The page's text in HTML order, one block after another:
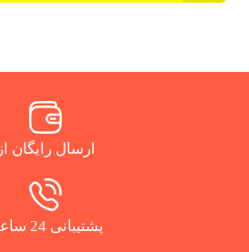
ارسال رایگان از
پشتیبانی 24 ساعته